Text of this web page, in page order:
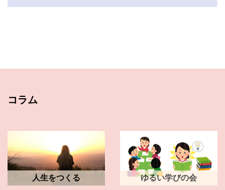
コラム
人生をつくる ゆるい学びの会